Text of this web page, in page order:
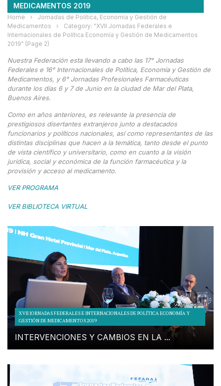
MEDICAMENTOS 2019
Home ›
Jornadas de Política, Economía y Gestión de
Medicamentos
›
Category: "XVII Jornadas Federales e
Internacionales de Política Economía y Gestión de Medicamentos
2019" (Page 2)
Nuestra Federación esta llevando a cabo las 17° Jornadas
Federales e 16° Internacionales de Política, Economía y Gestión de
Medicamentos, y 6° Jornadas Profesionales Farmacéuticas
durante los días 6 y 7 de Junio en la ciudad de Mar del Plata,
Buenos Aires.
Como en años anteriores, es relevante la presencia de
prestigiosos disertantes extranjeros junto a destacados
funcionarios y políticos nacionales, así como representantes de las
distintas disciplinas que hacen a la temática, tanto desde el punto
de vista científico y universitario, como en cuanto a la visión
jurídica, social y económica de la función farmacéutica y la
provisión y acceso al medicamento.
VER PROGRAMA
VER BIBLIOTECA VIRTUAL
XVII JORNADAS FEDERALES E INTERNACIONALES DE POLÍTICA ECONOMÍA Y
GESTIÓN DE MEDICAMENTOS 2019
INTERVENCIONES Y CAMBIOS EN LA ...